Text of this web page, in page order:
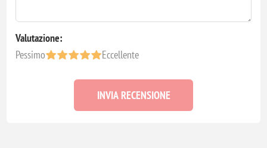
Valutazione:
Pessimo
Eccellente
INVIA RECENSIONE